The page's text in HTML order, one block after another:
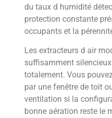
du taux d humidité
protection constante
occupants et la
Les extracteurs d air
suffisamment
totalement. Vous
par une fenêtre de toit
ventilation si la
bonne aération reste le